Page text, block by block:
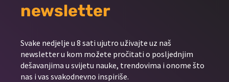
newsletter
Svake nedjelje u 8 sati ujutro uživajte uz naš
newsletter u kom možete pročitati o posljednjim
dešavanjima u svijetu nauke, trendovima i onome što
nas i vas svakodnevno inspiriše.